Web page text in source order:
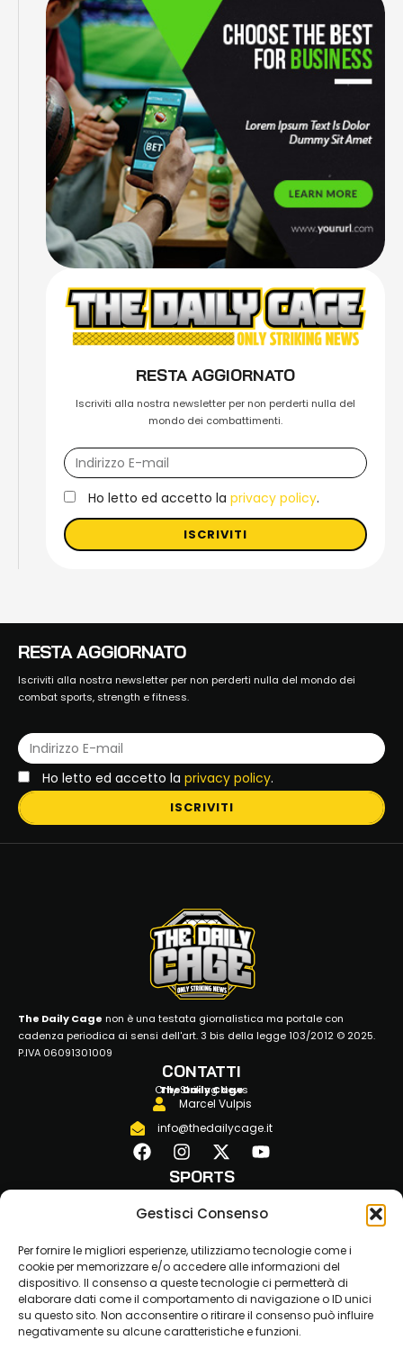
Gestisci Consenso
Per fornire le migliori esperienze, utilizziamo tecnologie come i
cookie per memorizzare e/o accedere alle informazioni del
dispositivo. Il consenso a queste tecnologie ci permetterà di
elaborare dati come il comportamento di navigazione o ID unici
su questo sito. Non acconsentire o ritirare il consenso può influire
negativamente su alcune caratteristiche e funzioni.
RESTA AGGIORNATO
Iscriviti alla nostra newsletter per non perderti nulla del
mondo dei combattimenti.
Ho letto ed accetto la privacy policy.
ISCRIVITI
RESTA AGGIORNATO
Iscriviti alla nostra newsletter per non perderti nulla del mondo dei
combat sports, strength e fitness.
Ho letto ed accetto la privacy policy.
ISCRIVITI
The Daily Cage non è una testata giornalistica ma portale con
cadenza periodica ai sensi dell'art. 3 bis della legge 103/2012 © 2025.
P.IVA 06091301009
CONTATTI
The Daily Cage
Only Striking News
Marcel Vulpis
info@thedailycage.it
SPORTS
MMA
BOXE
JLKAM
MUAY THAI
STRENGTH
FITNESS
LINKS